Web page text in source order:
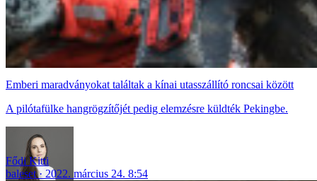
Emberi maradványokat találtak a kínai utasszállító roncsai között
A pilótafülke hangrögzítőjét pedig elemzésre küldték Pekingbe.
Fődi Kitti
baleset
2022. március 24. 8:54